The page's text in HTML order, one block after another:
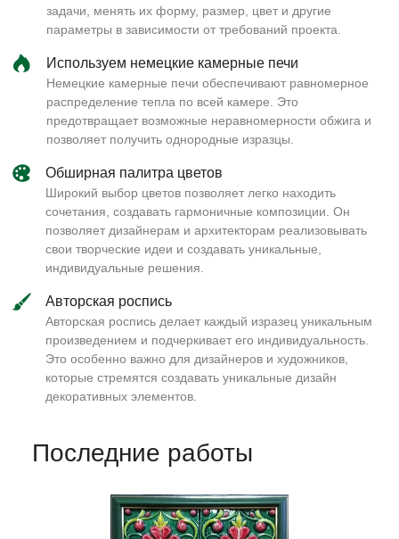
задачи, менять их форму, размер, цвет и другие
параметры в зависимости от требований проекта.
Используем немецкие камерные печи
Немецкие камерные печи обеспечивают равномерное
распределение тепла по всей камере. Это
предотвращает возможные неравномерности обжига и
позволяет получить однородные изразцы.
Обширная палитра цветов
Широкий выбор цветов позволяет легко находить
сочетания, создавать гармоничные композиции. Он
позволяет дизайнерам и архитекторам реализовывать
свои творческие идеи и создавать уникальные,
индивидуальные решения.
Авторская роспись
Авторская роспись делает каждый изразец уникальным
произведением и подчеркивает его индивидуальность.
Это особенно важно для дизайнеров и художников,
которые стремятся создавать уникальные дизайн
декоративных элементов.
Последние работы